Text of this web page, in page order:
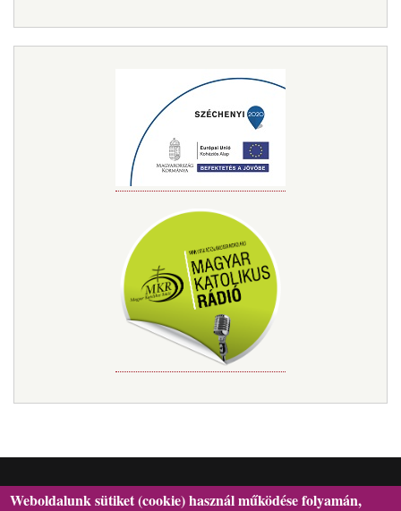
Weboldalunk sütiket (cookie) használ működése folyamán,